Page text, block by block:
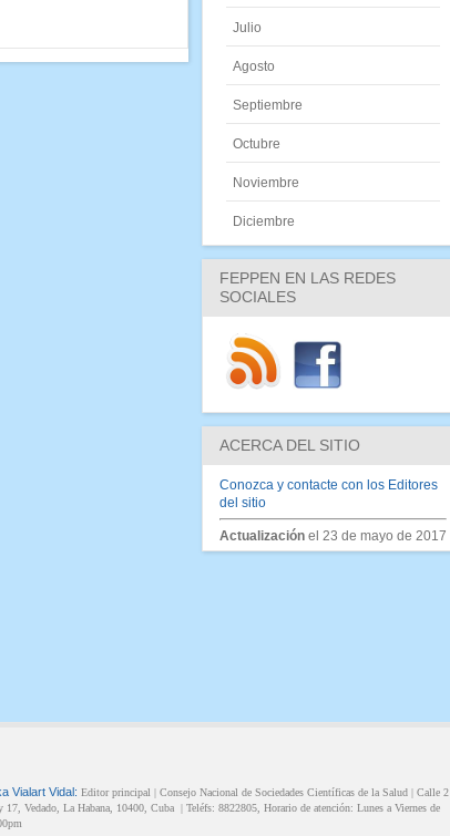
Julio
Agosto
Septiembre
Octubre
Noviembre
Diciembre
FEPPEN EN LAS REDES
SOCIALES
ACERCA DEL SITIO
Conozca y contacte con los Editores
del sitio
Actualizaciónel 23 de mayo de 2017
Vialart Vidal: Editor principal | Consejo Nacional de Sociedades Científicas de la Salud | Calle 2
17, Vedado, La Habana, 10400, Cuba | Teléfs: 8822805, Horario de atención: Lunes a Viernes de